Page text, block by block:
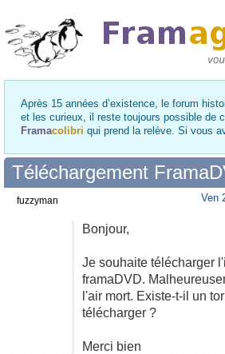
Après 15 années d’existence, le forum
et les curieux, il reste toujours possible de
Framacolibri qui prend la relève. Si vous
Téléchargement
Ven
Bonjour,
Je souhaite télécharger
framaDVD.
l'air mort. Existe-t-il un
télécharger ?
Merci bien
fuzzyman